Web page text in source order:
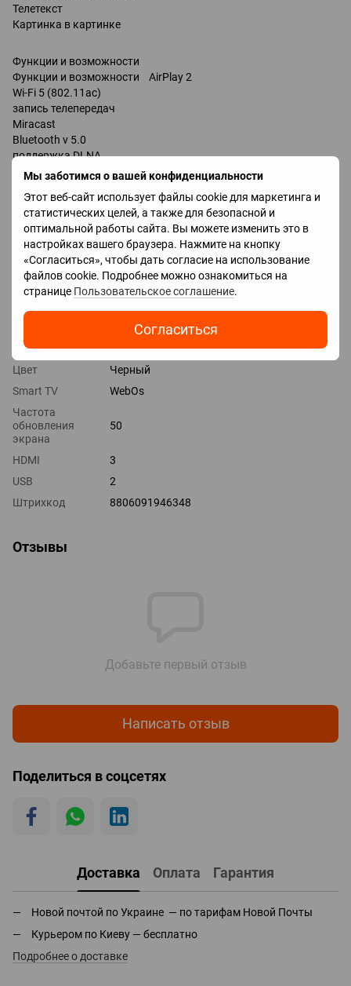
Мы заботимся о вашей конфиденциальности
Этот веб-сайт использует файлы cookie для маркетинга и
статистических целей, а также для безопасной и
оптимальной работы сайта. Вы можете изменить это в
настройках вашего браузера. Нажмите на кнопку
«Согласиться», чтобы дать согласие на использование
файлов cookie. Подробнее можно ознакомиться на
странице Пользовательское соглашение.
Согласиться
Телетекст
Картинка в картинке
Функции и возможности
Функции и возможности AirPlay 2
Wi-Fi 5 (802.11ac)
запись телепередач
Miracast
Bluetooth v 5.0
поддержка DLNA
управление голосом
Google Assistant
Разъемы
Входы USB
LAN
HDMI 3 шт
Версия HDMI v 2.0
Выходы оптический
Цвет
Черный
Smart TV
WebOs
Частота
обновления
экрана
50
HDMI
3
USB
2
Штрихкод
8806091946348
Отзывы
Добавьте первый отзыв
Написать отзыв
Поделиться в соцсетях
Доставка Оплата Гарантия
Новой почтой по Украине — по тарифам Новой Почты
Курьером по Киеву — бесплатно
Подробнее о доставке